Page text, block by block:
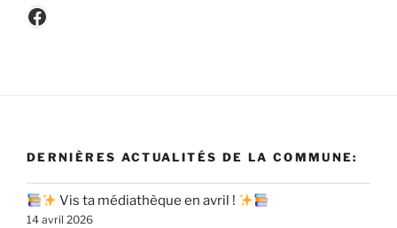
Facebook
DERNIÈRES ACTUALITÉS DE LA COMMUNE:
Vis ta médiathèque en avril !
14 avril 2026